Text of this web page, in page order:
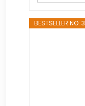
BESTSELLER NO. 3